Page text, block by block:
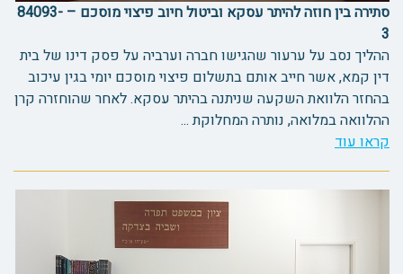
סתירה בין חוזה להיתר עסקא וביטול חיוב פיצוי מוסכם – 84093-
3
ההליך נסב על ערעור שהגישו חברה וערביה על פסק דינו של בית
דין קמא, אשר חייב אותם בתשלום פיצוי מוסכם יומי בגין עיכוב
בהחזר הלוואת השקעה שניתנה בהיתר עסקא. לאחר שהוחזרה קרן
ההלוואה במלואה, נותרה המחלוקת ...
קראו עוד